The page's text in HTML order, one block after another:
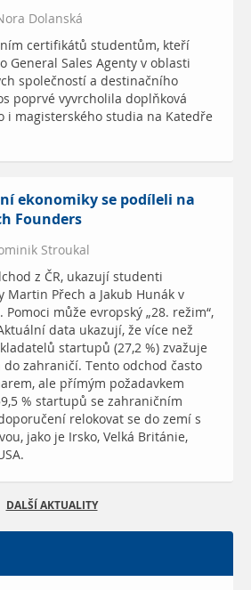
Dolanská
certifikátů studentům, kteří
General Sales Agenty v oblasti
společností a destinačního
poprvé vyvrcholila doplňková
i magisterského studia na Katedře
ekonomiky se podíleli na
Founders
Stroukal
z ČR, ukazují studenti
Martin Přech a Jakub Hunák v
může evropský „28. režim“,
data ukazují, že více než
startupů (27,2 %) zvažuje
zahraničí. Tento odchod často
ale přímým požadavkem
% startupů se zahraničním
relokovat se do zemí s
jako je Irsko, Velká Británie,
DALŠÍ AKTUALITY